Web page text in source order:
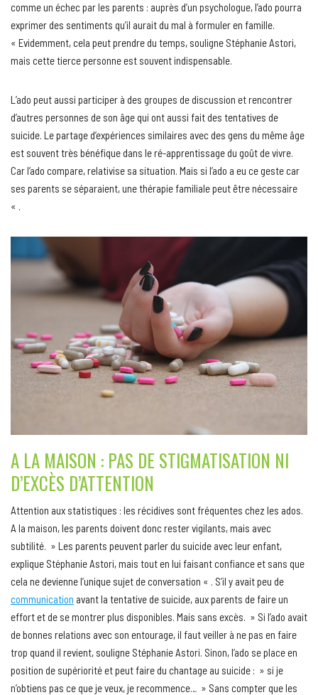
comme un échec par les parents : auprès d’un psychologue, l’ado pourra
exprimer des sentiments qu’il aurait du mal à formuler en famille.
« Evidemment, cela peut prendre du temps, souligne Stéphanie Astori,
mais cette tierce personne est souvent indispensable.
L’ado peut aussi participer à des groupes de discussion et rencontrer
d’autres personnes de son âge qui ont aussi fait des tentatives de
suicide. Le partage d’expériences similaires avec des gens du même âge
est souvent très bénéfique dans le ré-apprentissage du goût de vivre.
Car l’ado compare, relativise sa situation. Mais si l’ado a eu ce geste car
ses parents se séparaient, une thérapie familiale peut être nécessaire
« .
A LA MAISON : PAS DE STIGMATISATION NI
D’EXCÈS D’ATTENTION
Attention aux statistiques : les récidives sont fréquentes chez les ados.
A la maison, les parents doivent donc rester vigilants, mais avec
subtilité. » Les parents peuvent parler du suicide avec leur enfant,
explique Stéphanie Astori, mais tout en lui faisant confiance et sans que
cela ne devienne l’unique sujet de conversation « . S’il y avait peu de
communication avant la tentative de suicide, aux parents de faire un
effort et de se montrer plus disponibles. Mais sans excès. » Si l’ado avait
de bonnes relations avec son entourage, il faut veiller à ne pas en faire
trop quand il revient, souligne Stéphanie Astori. Sinon, l’ado se place en
position de supériorité et peut faire du chantage au suicide : » si je
n’obtiens pas ce que je veux, je recommence… » Sans compter que les